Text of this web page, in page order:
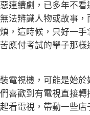
連續劇，已多年不看
法辨識人物或故事，
，這時候，只好一手
應付考試的學子那樣
視機，可能是始於
喜歡到有電視直接轉
看電視，帶動一些